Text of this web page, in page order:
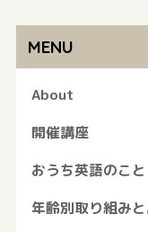
MENU
About
開催講座
おうち英語のこと
年齢別取り組み